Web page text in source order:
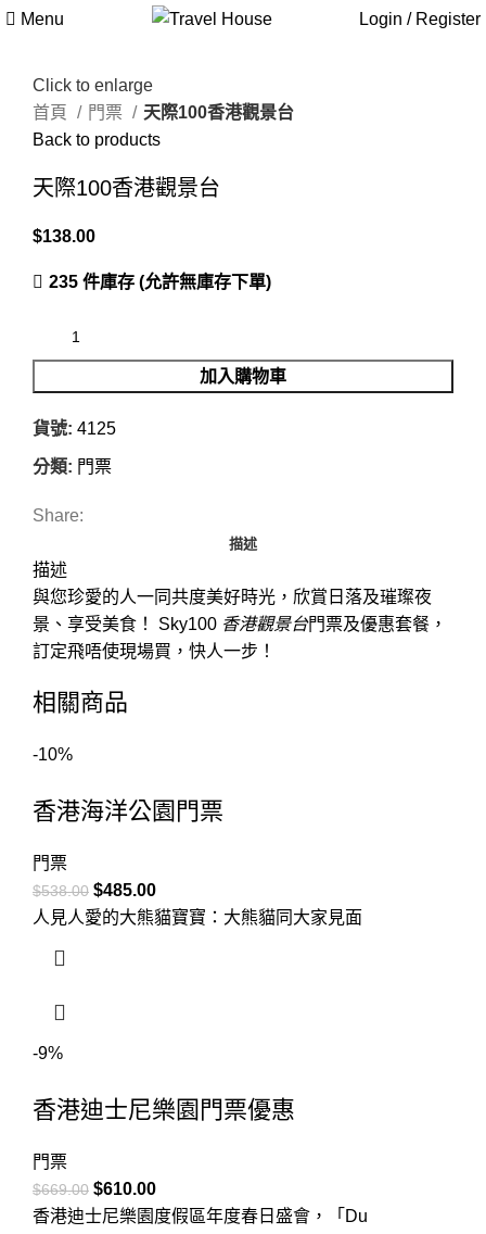
Menu Login / Register
Click to enlarge
首頁
門票
天際100香港觀景台
Back to products
天際100香港觀景台
$138.00
235 件庫存 (允許無庫存下單)
加入購物車
貨號: 4125
分類: 門票
Share:
描述
描述
與您珍愛的人一同共度美好時光，欣賞日落及璀璨夜
景、享受美食！ Sky100 香港觀景台門票及優惠套餐，
訂定飛唔使現場買，快人一步！
相關商品
-10%
香港海洋公園門票
門票
$538.00 $485.00
人見人愛的大熊貓寶寶：大熊貓同大家見面
-9%
香港迪士尼樂園門票優惠
門票
$669.00 $610.00
香港迪士尼樂園度假區年度春日盛會，「Du